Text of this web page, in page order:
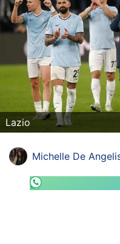
Champions
Europa League
Altri Sport
Formula 1
Tennis
Vela
SHOP LAZIO
Lazio
Michelle De